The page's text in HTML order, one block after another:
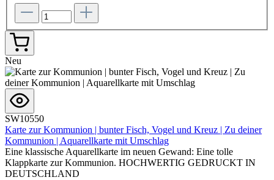
Neu
SW10550
Karte zur Kommunion | bunter Fisch, Vogel und Kreuz | Zu deiner
Kommunion | Aquarellkarte mit Umschlag
Eine klassische Aquarellkarte im neuen Gewand: Eine tolle
Klappkarte zur Kommunion. HOCHWERTIG GEDRUCKT IN
DEUTSCHLAND